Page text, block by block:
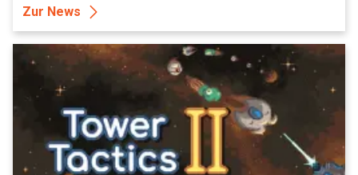
Zur News